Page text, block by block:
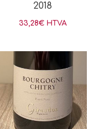
2018
33,28€ HTVA